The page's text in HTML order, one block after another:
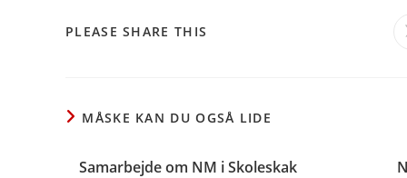
PLEASE SHARE THIS
MÅSKE KAN DU OGSÅ LIDE
Samarbejde om NM i Skoleskak